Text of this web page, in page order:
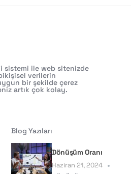
sistemi ile web sitenizde
verilerin
bir şekilde çerez
artık çok kolay.
Blog Yazıları
Dönüşüm Oranı
Haziran 21, 2024